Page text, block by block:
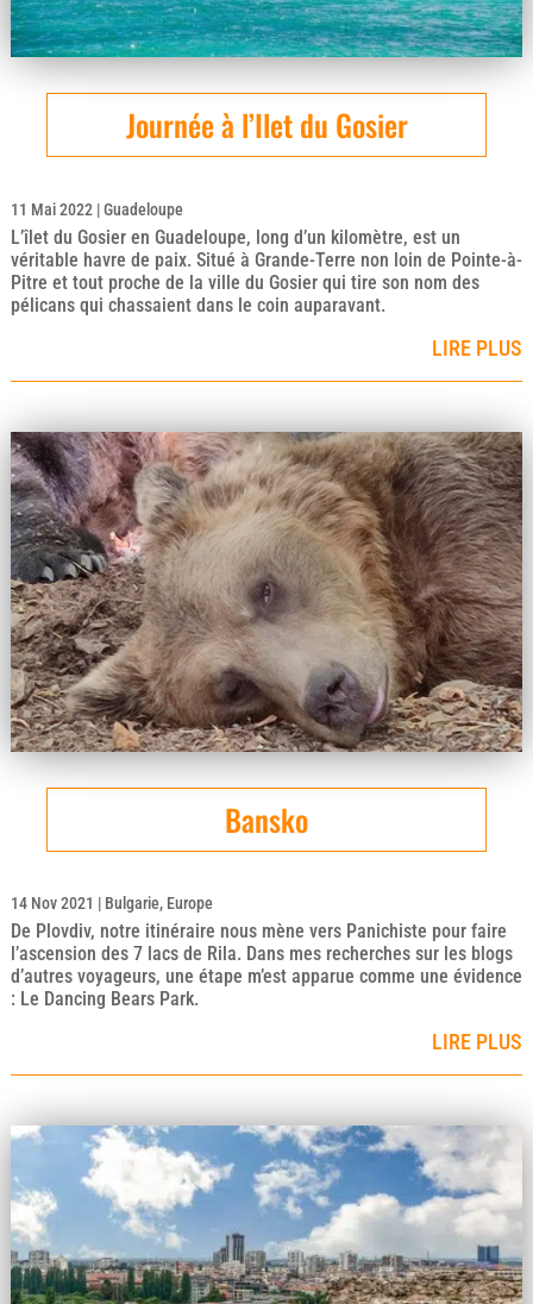
Journée à l’Ilet du Gosier
11 Mai 2022|Guadeloupe
L’îlet du Gosier en Guadeloupe, long d’un kilomètre, est un
véritable havre de paix. Situé à Grande-Terre non loin de Pointe-à-
Pitre et tout proche de la ville du Gosier qui tire son nom des
pélicans qui chassaient dans le coin auparavant.
LIRE PLUS
Bansko
14 Nov 2021 | Bulgarie, Europe
De Plovdiv, notre itinéraire nous mène vers Panichiste pour faire
l’ascension des 7 lacs de Rila. Dans mes recherches sur les blogs
d’autres voyageurs, une étape m’est apparue comme une évidence
: Le Dancing Bears Park.
LIRE PLUS